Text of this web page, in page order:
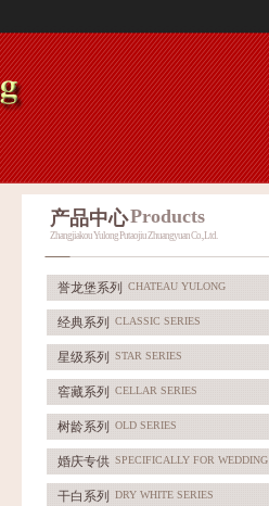
产品中心Products
Zhangjiakou Yulong Putaojiu Zhuangyuan Co., Ltd.
誉龙堡系列 CHATEAU YULONG
经典系列 CLASSIC SERIES
星级系列 STAR SERIES
窖藏系列 CELLAR SERIES
树龄系列 OLD SERIES
婚庆专供 SPECIFICALLY FOR WEDDING
干白系列 DRY WHITE SERIES